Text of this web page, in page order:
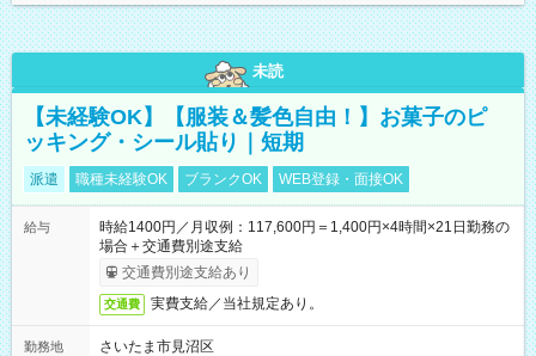
未読
【未経験OK】【服装＆髪色自由！】お菓子のピ
ッキング・シール貼り｜短期
派遣 職種未経験OK ブランクOK WEB登録・面接OK
給与
時給1400円／月収例：117,600円＝1,400円×4時間×21日勤務の
場合＋交通費別途支給
交通費別途支給あり
交通費 実費支給／当社規定あり。
勤務地
さいたま市見沼区